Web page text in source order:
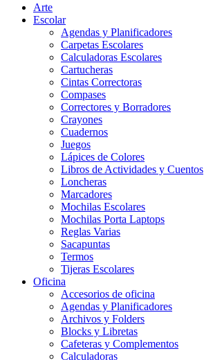
Arte
Escolar
Agendas y Planificadores
Carpetas Escolares
Calculadoras Escolares
Cartucheras
Cintas Correctoras
Compases
Correctores y Borradores
Crayones
Cuadernos
Juegos
Lápices de Colores
Libros de Actividades y Cuentos
Loncheras
Marcadores
Mochilas Escolares
Mochilas Porta Laptops
Reglas Varias
Sacapuntas
Termos
Tijeras Escolares
Oficina
Accesorios de oficina
Agendas y Planificadores
Archivos y Folders
Blocks y Libretas
Cafeteras y Complementos
Calculadoras